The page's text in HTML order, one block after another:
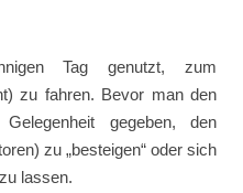
Tag genutzt, zum
zu fahren. Bevor man den
gegeben, den
zu „besteigen“ oder sich
lassen.